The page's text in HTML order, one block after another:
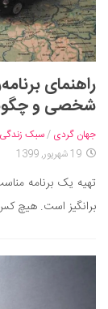
راهنمای
شخصی و
جهان گردی /سبک زندگی
19 شهریور, 1399
تهیه یک برنامه
برانگیز است. هیچ